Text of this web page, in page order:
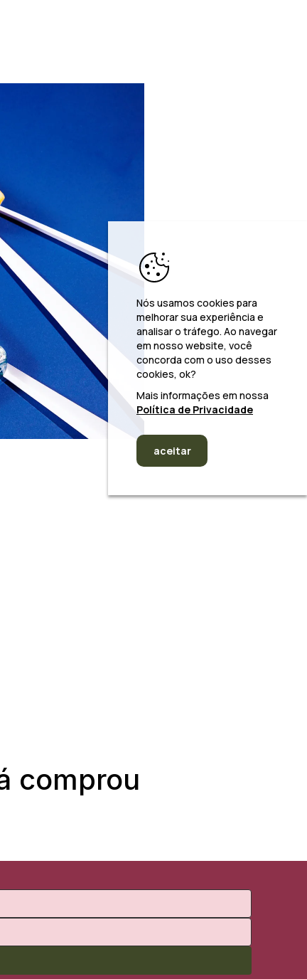
comprou
Nós usamos cookies para
melhorar sua experiência e
analisar o tráfego. Ao navegar
em nosso website, você
concorda com o uso desses
cookies, ok?
Mais informações em nossa
Política de Privacidade
aceitar